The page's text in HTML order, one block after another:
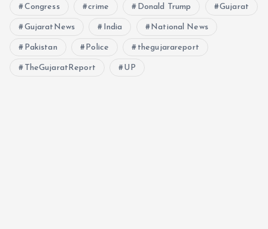
Congress crime Donald Trump Gujarat
GujaratNews India National News
Pakistan Police thegujarareport
TheGujaratReport UP